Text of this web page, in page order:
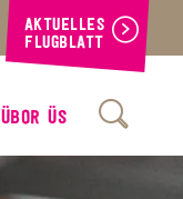
AKTUELLES
FLUGBLATT
ÜBOR ÜS